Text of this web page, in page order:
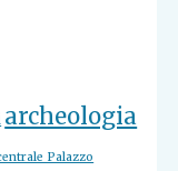
archeologia
Palazzo